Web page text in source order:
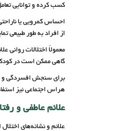
کسب کرده و توانایی
احساس کمرویی یا
از افراد به طور
معمولاً اختلالات روانی
گاهی ممکن است در
برای سنجش افسردگی و
هراس اجتماعی نیز
علائم عاطفی و
علائم و نشانه‌های